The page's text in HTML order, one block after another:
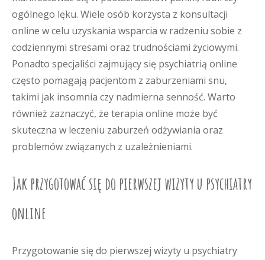
ogólnego lęku. Wiele osób korzysta z konsultacji
online w celu uzyskania wsparcia w radzeniu sobie z
codziennymi stresami oraz trudnościami życiowymi.
Ponadto specjaliści zajmujący się psychiatrią online
często pomagają pacjentom z zaburzeniami snu,
takimi jak insomnia czy nadmierna senność. Warto
również zaznaczyć, że terapia online może być
skuteczna w leczeniu zaburzeń odżywiania oraz
problemów związanych z uzależnieniami.
Jak przygotować się do pierwszej wizyty u psychiatry
online
Przygotowanie się do pierwszej wizyty u psychiatry